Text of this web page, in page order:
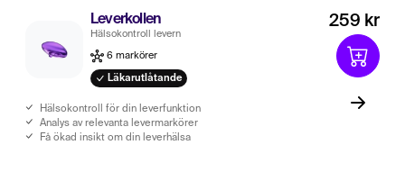
Leverkollen
Hälsokontroll levern
6 markörer
Läkarutlåtande
Hälsokontroll för din leverfunktion
Analys av relevanta levermarkörer
Få ökad insikt om din leverhälsa
259 kr